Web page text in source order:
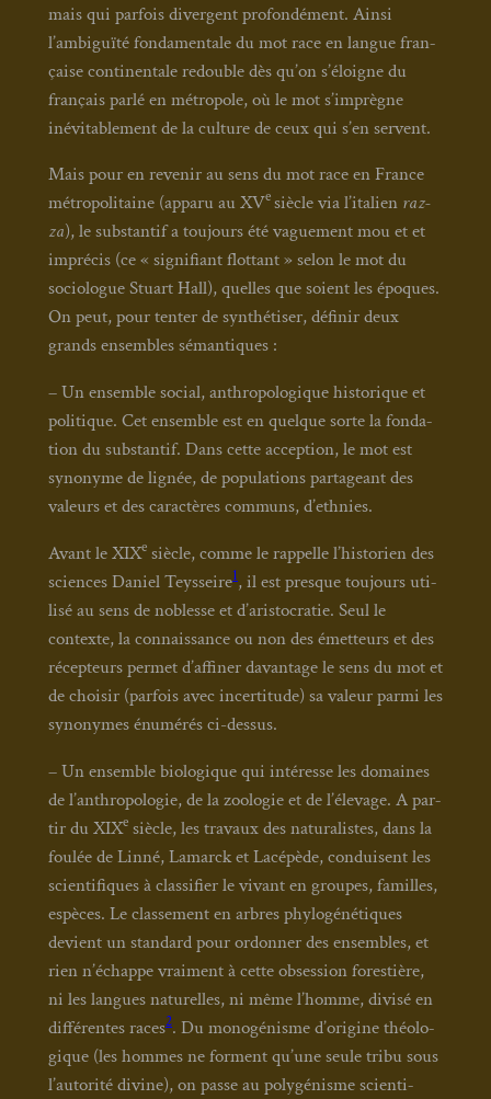
mais qui par­fois divergent pro­fon­dé­ment. Ain­si
l’ambiguïté fon­da­men­tale du mot race en langue fran­
çaise conti­nen­tale redouble dès qu’on s’éloigne du
fran­çais par­lé en métro­pole, où le mot s’imprègne
inévi­ta­ble­ment de la culture de ceux qui s’en servent.
Mais pour en reve­nir au sens du mot race en France
métro­po­li­taine (appa­ru au XVesiècle via l’italien raz­
za), le sub­stan­tif a tou­jours été vague­ment mou et et
impré­cis (ce « signi­fiant flot­tant » selon le mot du
socio­logue Stuart Hall), quelles que soient les époques.
On peut, pour ten­ter de syn­thé­ti­ser, défi­nir deux
grands ensembles séman­tiques :
– Un ensemble social, anthro­po­lo­gique his­to­rique et
poli­tique. Cet ensemble est en quelque sorte la fon­da­
tion du sub­stan­tif. Dans cette accep­tion, le mot est
syno­nyme de lignée, de popu­la­tions par­ta­geant des
valeurs et des carac­tères com­muns, d’ethnies.
Avant le XIXe siècle, comme le rap­pelle l’historien des
sciences Daniel Teys­seire1, il est presque tou­jours uti­
li­sé au sens de noblesse et d’aristocratie. Seul le
contexte, la connais­sance ou non des émet­teurs et des
récep­teurs per­met d’affiner davan­tage le sens du mot et
de choi­sir (par­fois avec incer­ti­tude) sa valeur par­mi les
syno­nymes énu­mé­rés ci-des­sus.
– Un ensemble bio­lo­gique qui inté­resse les domaines
de l’anthropologie, de la zoo­lo­gie et de l’élevage. A par­
tir du XIXe siècle, les tra­vaux des natu­ra­listes, dans la
fou­lée de Lin­né, Lamarck et Lacé­pède, conduisent les
scien­ti­fiques à clas­si­fier le vivant en groupes, familles,
espèces. Le clas­se­ment en arbres phy­lo­gé­né­tiques
devient un stan­dard pour ordon­ner des ensembles, et
rien n’échappe vrai­ment à cette obses­sion fores­tière,
ni les langues natu­relles, ni même l’homme, divi­sé en
dif­fé­rentes races2. Du mono­gé­nisme d’origine théo­lo­
gique (les hommes ne forment qu’une seule tri­bu sous
l’autorité divine), on passe au poly­gé­nisme scien­ti­